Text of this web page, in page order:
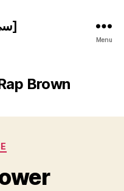
[سي نجيب]
Menu
Brown
S